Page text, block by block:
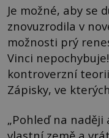
Je možné, aby se
znovuzrodila v
možnosti prý
Vinci
kontroverzní
Zápisky, ve
„Pohleď na